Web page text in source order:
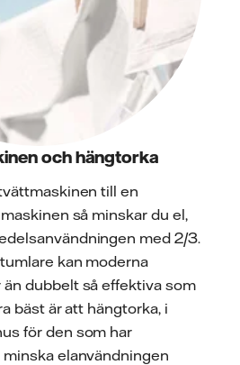
och hängtorka
till en
så minskar du el,
med 2/3.
kan moderna
dubbelt så effektiva som
bäst är att hängtorka, i
för den som har
elanvändningen